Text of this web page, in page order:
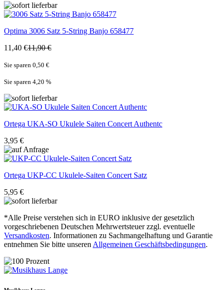
Optima 3006 Satz 5-String Banjo 658477
11,40 €11,90 €
Sie sparen 0,50 €
Sie sparen 4,20 %
Ortega UKA-SO Ukulele Saiten Concert Authentc
3,95 €
Ortega UKP-CC Ukulele-Saiten Concert Satz
5,95 €
*Alle Preise verstehen sich in EURO inklusive der gesetzlich
vorgeschriebenen Deutschen Mehrwertsteuer zzgl. eventuelle
Versandkosten. Informationen zu Sachmangelhaftung und Garantie
entnehmen Sie bitte unserenAllgemeinen Geschäftsbedingungen.